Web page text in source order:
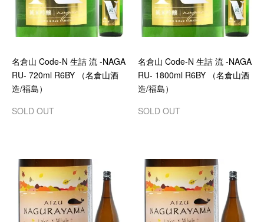
名倉山 Code-N 生詰 流 -NAGA
RU- 720ml R6BY （名倉山酒
造/福島）
SOLD OUT
名倉山 Code-N 生詰 流 -NAGA
RU- 1800ml R6BY （名倉山酒
造/福島）
SOLD OUT